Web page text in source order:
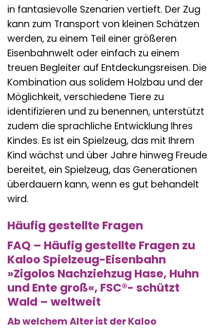
in fantasievolle Szenarien vertieft. Der Zug
kann zum Transport von kleinen Schätzen
werden, zu einem Teil einer größeren
Eisenbahnwelt oder einfach zu einem
treuen Begleiter auf Entdeckungsreisen. Die
Kombination aus solidem Holzbau und der
Möglichkeit, verschiedene Tiere zu
identifizieren und zu benennen, unterstützt
zudem die sprachliche Entwicklung Ihres
Kindes. Es ist ein Spielzeug, das mit Ihrem
Kind wächst und über Jahre hinweg Freude
bereitet, ein Spielzeug, das Generationen
überdauern kann, wenn es gut behandelt
wird.
Häufig gestellte Fragen
FAQ – Häufig gestellte Fragen zu
Kaloo Spielzeug-Eisenbahn
»Zigolos Nachziehzug Hase, Huhn
und Ente groß«, FSC®- schützt
Wald – weltweit
Ab welchem Alter ist der Kaloo